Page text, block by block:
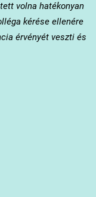
volna hatékonyan
kérése ellenére
érvényét veszti és